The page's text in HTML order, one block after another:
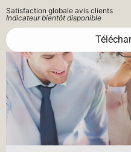
Satisfaction globale avis clients
Indicateur bientôt disponible